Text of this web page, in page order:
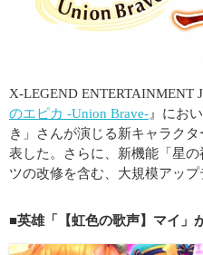
X-LEGEND ENTERTAINMENT
のエピカ -Union Brave- 』にお
き」さんが演じる新キャラク
表した。さらに、新機能「星
ツの改修を含む、大規模アップ
■英雄「【虹色の歌声】マイ」